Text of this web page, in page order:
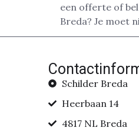
een offerte of
Breda? Je moet
Schilder Breda
Heerbaan 14
4817 NL Breda